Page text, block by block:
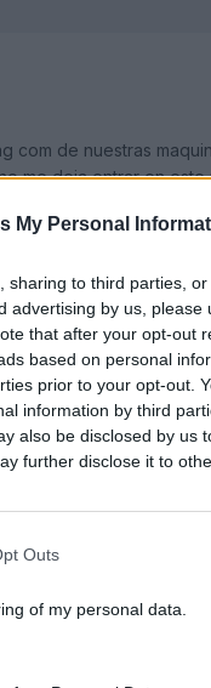
My Personal
sharing to third parties,
advertising by us,
that after your opt-out
based on personal
prior to your opt-out.
information by third
also be disclosed by us
further disclose it to
Outs
of my personal data.
com de nuestras
me deja entrar en